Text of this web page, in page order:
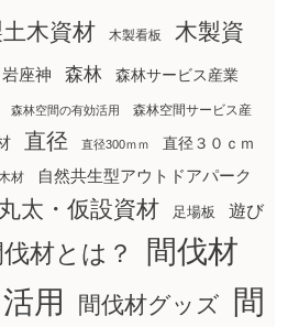
木資材 木製看板
木製資
座神 森林 森林サービス産業
森林空間の有効活用 森林空間サービス産
直径 直径300ｍｍ 直径３０ｃｍ
材 自然共生型アウトドアパーク
太・仮設資材 足場板 遊び
伐材とは？
間伐材
用
間伐材グッズ 間